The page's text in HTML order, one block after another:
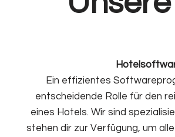
Ein effizientes
entscheidende Rolle für den
eines Hotels. Wir sind
stehen dir zur Verfügung, um